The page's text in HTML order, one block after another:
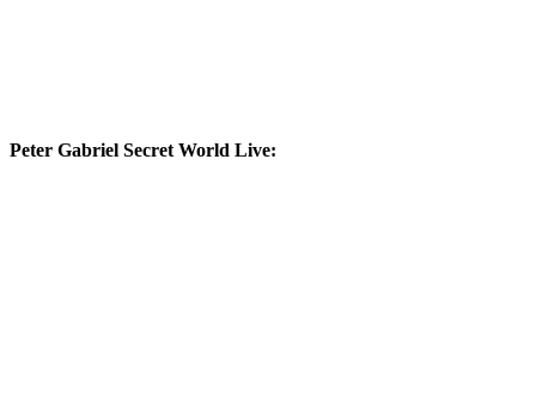
Peter Gabriel Secret World Live: